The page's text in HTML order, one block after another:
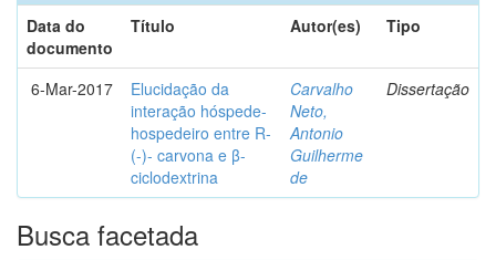
Data do
documento
Título Autor(es) Tipo
6-Mar-2017
Elucidação da
interação hóspede-
hospedeiro entre R-
(-)- carvona e β-
ciclodextrina
Carvalho
Neto,
Antonio
Guilherme
de
Dissertação
Busca facetada